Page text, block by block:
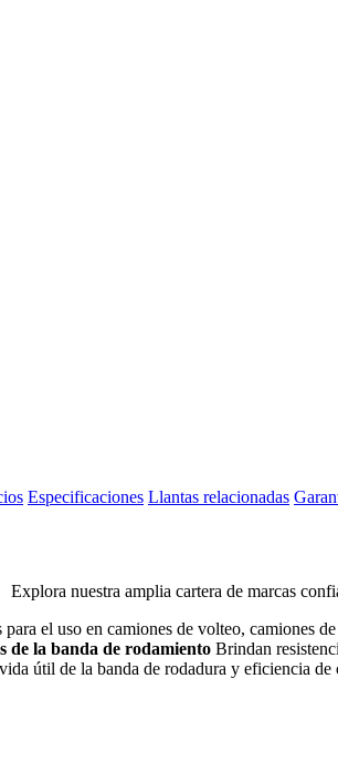
Especificaciones Llantas relacionadas
Explora nuestra amplia cartera de marcas
para el uso en camiones de volteo, camiones
de la banda de rodamiento Brindan
útil de la banda de rodadura y eficiencia de